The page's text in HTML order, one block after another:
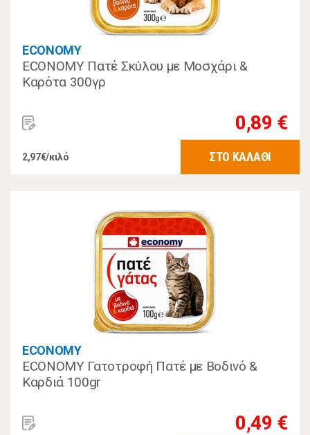
ECONOMY
ECONOMY Πατέ Σκύλου με Μοσχάρι &
Καρότα 300γρ
0,89 €
2,97€/κιλό ΣΤΟ ΚΑΛΑΘΙ
ECONOMY
ECONOMY Γατοτροφή Πατέ με Βοδινό &
Καρδιά 100gr
0,49 €